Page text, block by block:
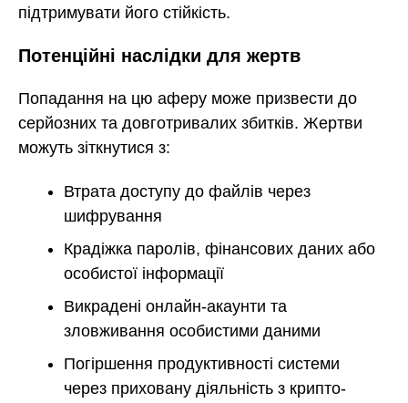
підтримувати його стійкість.
Потенційні наслідки для жертв
Попадання на цю аферу може призвести до
серйозних та довготривалих збитків. Жертви
можуть зіткнутися з:
Втрата доступу до файлів через
шифрування
Крадіжка паролів, фінансових даних або
особистої інформації
Викрадені онлайн-акаунти та
зловживання особистими даними
Погіршення продуктивності системи
через приховану діяльність з крипто-